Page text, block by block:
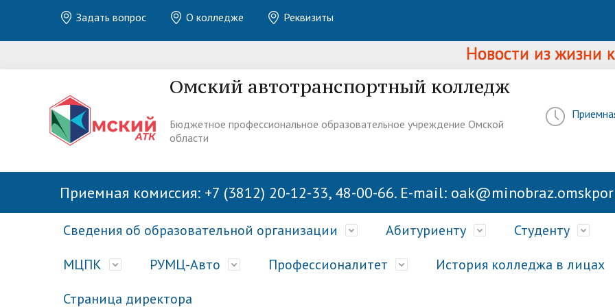
Задать вопрос О колледже Реквизиты
Новости из жизни
Омский автотранспортный колледж
Бюджетное профессиональное образовательное учреждение Омской
области
Приемная комиссия: +7 (3812) 20-12-33, 48-00-66. E-mail:
Сведения об образовательной организации Абитуриенту Студенту
МЦПК РУМЦ-Авто Профессионалитет
История колледжа в лицах
Страница директора